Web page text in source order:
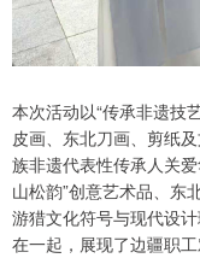
本次活动以“传承非遗技
皮画、东北刀画、剪纸
族非遗代表性传承人关
山松韵”创意艺术品、东
游猎文化符号与现代设
在一起，展现了边疆职